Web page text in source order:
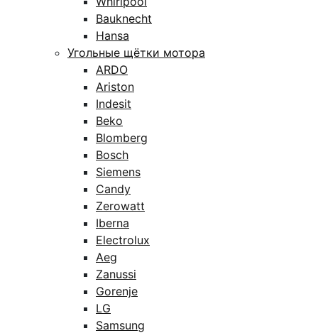
Bauknecht
Hansa
Угольные щётки мотора
ARDO
Ariston
Indesit
Beko
Blomberg
Bosch
Siemens
Candy
Zerowatt
Iberna
Electrolux
Aeg
Zanussi
Gorenje
LG
Samsung